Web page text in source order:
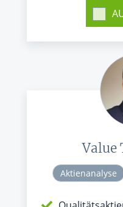
Value
Aktienanalyse